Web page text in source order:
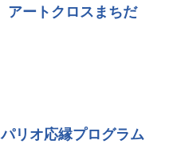
アートクロスまちだ
パリオ応縁プログラム